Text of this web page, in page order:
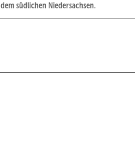
dem südlichen Niedersachsen.